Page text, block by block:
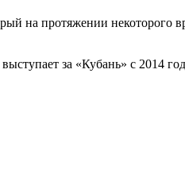
на протяжении некоторого
за «Кубань» с 2014